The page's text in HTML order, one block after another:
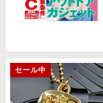
セール中